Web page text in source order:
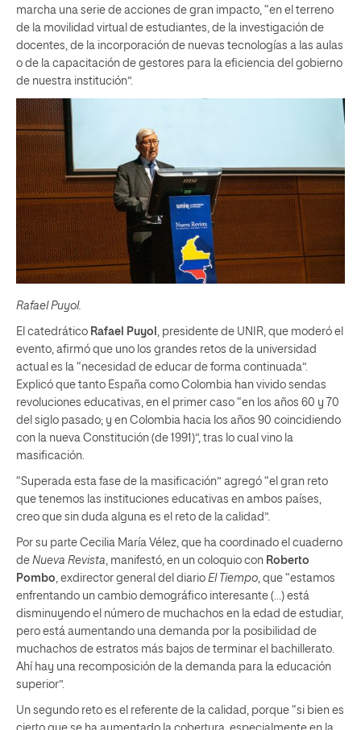
marcha una serie de acciones de gran impacto, “en el terreno
de la movilidad virtual de estudiantes, de la investigación de
docentes, de la incorporación de nuevas tecnologías a las aulas
o de la capacitación de gestores para la eficiencia del gobierno
de nuestra institución”.
Rafael Puyol.
El catedrático Rafael Puyol , presidente de UNIR, que moderó el
evento, afirmó que uno los grandes retos de la universidad
actual es la “necesidad de educar de forma continuada”.
Explicó que tanto España como Colombia han vivido sendas
revoluciones educativas, en el primer caso “en los años 60 y 70
del siglo pasado; y en Colombia hacia los años 90 coincidiendo
con la nueva Constitución (de 1991)”, tras lo cual vino la
masificación.
“Superada esta fase de la masificación” agregó “el gran reto
que tenemos las instituciones educativas en ambos países,
creo que sin duda alguna es el reto de la calidad”.
Por su parte Cecilia María Vélez, que ha coordinado el cuaderno
de Nueva Revista, manifestó, en un coloquio con Roberto
Pombo, exdirector general del diario El Tiempo, que “estamos
enfrentando un cambio demográfico interesante (…) está
disminuyendo el número de muchachos en la edad de estudiar,
pero está aumentando una demanda por la posibilidad de
muchachos de estratos más bajos de terminar el bachillerato.
Ahí hay una recomposición de la demanda para la educación
superior”.
Un segundo reto es el referente de la calidad, porque “si bien es